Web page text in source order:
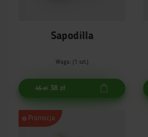
Sapodilla
Waga: (1 szt.)
45 zł 38 zł
Promocja